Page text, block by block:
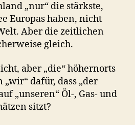
„nur“ die stärkste,
Europas haben, nicht
Aber die zeitlichen
gleich.
aber „die“ höhernorts
„wir“ dafür, dass „der
„unseren“ Öl-, Gas- und
sitzt?